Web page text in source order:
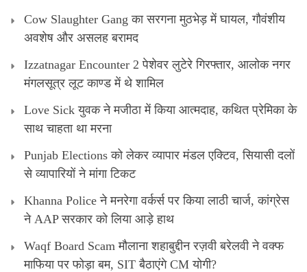
Cow Slaughter Gang का सरगना मुठभेड़ में घायल, गौवंशीय
अवशेष और असलह बरामद
Izzatnagar Encounter 2 पेशेवर लुटेरे गिरफ्तार, आलोक नगर
मंगलसूत्र लूट काण्‍ड में थे शामिल
Love Sick युवक ने मजीठा में किया आत्मदाह, कथित प्रेमिका के
साथ चाहता था मरना
Punjab Elections को लेकर व्यापार मंडल एक्टिव, सियासी दलों
से व्यापारियों ने मांगा टिकट
Khanna Police ने मनरेगा वर्कर्स पर किया लाठी चार्ज, कांग्रेस
ने AAP सरकार को लिया आड़े हाथ
Waqf Board Scam मौलाना शहाबुद्दीन रज़वी बरेलवी ने वक्फ
माफिया पर फोड़ा बम, SIT बैठाएंगे CM योगी?